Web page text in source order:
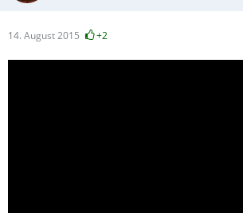
14. August 2015 +2